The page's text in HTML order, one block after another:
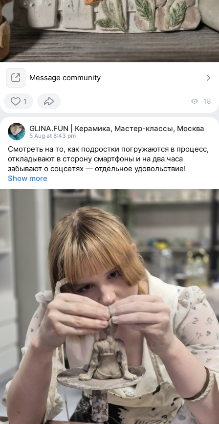
Message community
1
person
reacted
18
GLINA.FUN | Керамика, Мастер-классы, Москва
5 Aug at 8:43 pm
Смотреть на то, как подростки погружаются в процесс,
откладывают в сторону смартфоны и на два часа
забывают о соцсетях — отдельное удовольствие!
Show more